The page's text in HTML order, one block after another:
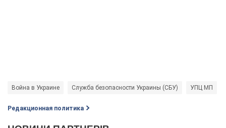
Война в Украине Служба безопасности Украины (СБУ) УПЦ МП
Редакционная политика